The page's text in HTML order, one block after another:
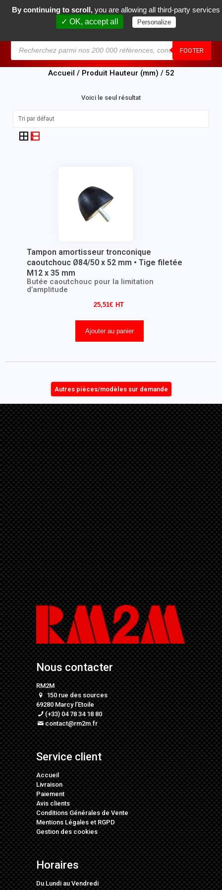
FOOTER
0
Accueil / Produit Hauteur (mm) / 52
Voici le seul résultat
Tampon amortisseur tronconique
caoutchouc Ø84/50 x 52 mm • Tige filetée
M12 x 35 mm
Butée caoutchouc pour la limitation
d’amplitude
25,51€
Ajouter au panier
Autres pièces/modèles sur demande
Nous contacter
RM2M
150 rue des sources
69280 Marcy l’Etoile
(+33) 04 78 34 18 80
contact@rm2m.fr
Service client
Accueil
Livraison
Paiement
Avis clients
Conditions Générales de Vente
Mentions LégalesetRGPD
Gestion des cookies
Horaires
Du Lundi au Vendredi
By continuing to scroll, you are allowing all third-party services
✓ OK, accept all
Personalize